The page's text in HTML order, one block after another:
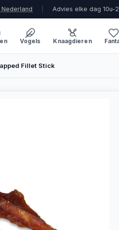
Advies elke dag 10u-
Vogels Knaagdieren
Fillet Stick